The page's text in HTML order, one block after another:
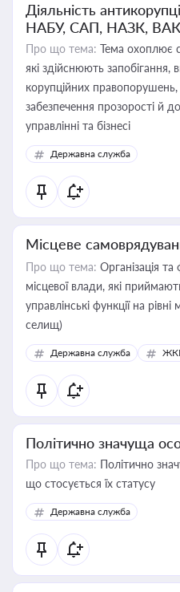
Діяльність
НАБУ, САП, НАЗК,
Про що тема: Тема охоплює
які здійснюють запобігання,
корупційних
забезпечення прозорості й
управлінні та бізнесі
Державна служба
Місцеве
Про що тема: Організація та
місцевої влади, які
управлінські функції на
селищ)
Державна служба
Політично значуща
Про що тема: Політично
що стосується їх статусу
Державна служба